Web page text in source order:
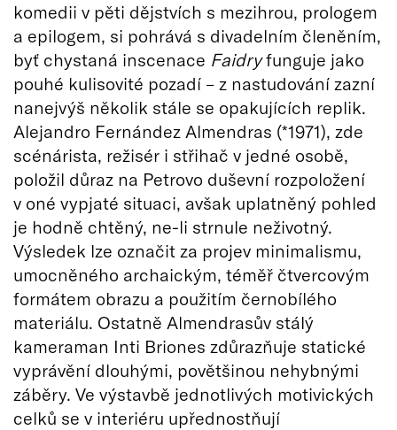
komedii v pěti dějstvích s mezihrou, prologem
a epilogem, si pohrává s divadelním členěním,
byť chystaná inscenace Faidryfunguje jako
pouhé kulisovité pozadí – z nastudování zazní
nanejvýš několik stále se opakujících replik.
Alejandro Fernández Almendras (*1971), zde
scénárista, režisér i střihač v jedné osobě,
položil důraz na Petrovo duševní rozpoložení
v oné vypjaté situaci, avšak uplatněný pohled
je hodně chtěný, ne-li strnule neživotný.
Výsledek lze označit za projev minimalismu,
umocněného archaickým, téměř čtvercovým
formátem obrazu a použitím černobílého
materiálu. Ostatně Almendrasův stálý
kameraman Inti Briones zdůrazňuje statické
vyprávění dlouhými, povětšinou nehybnými
záběry. Ve výstavbě jednotlivých motivických
celků se v interiéru upřednostňují